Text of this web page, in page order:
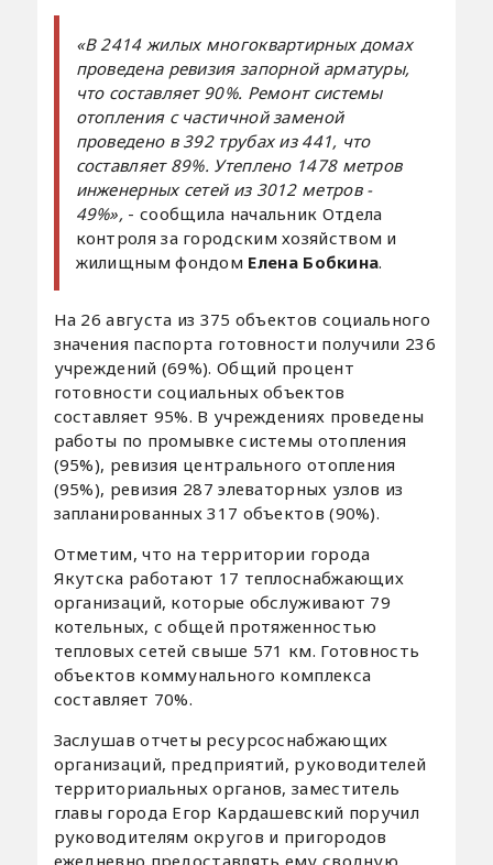
«В 2414 жилых многоквартирных домах
проведена ревизия запорной арматуры,
что составляет 90%. Ремонт системы
отопления с частичной заменой
проведено в 392 трубах из 441, что
составляет 89%. Утеплено 1478 метров
инженерных сетей из 3012 метров -
49%», - сообщила начальник Отдела
контроля за городским хозяйством и
жилищным фондом Елена Бобкина.
На 26 августа из 375 объектов социального
значения паспорта готовности получили 236
учреждений (69%). Общий процент
готовности социальных объектов
составляет 95%. В учреждениях проведены
работы по промывке системы отопления
(95%), ревизия центрального отопления
(95%), ревизия 287 элеваторных узлов из
запланированных 317 объектов (90%).
Отметим, что на территории города
Якутска работают 17 теплоснабжающих
организаций, которые обслуживают 79
котельных, с общей протяженностью
тепловых сетей свыше 571 км. Готовность
объектов коммунального комплекса
составляет 70%.
Заслушав отчеты ресурсоснабжающих
организаций, предприятий, руководителей
территориальных органов, заместитель
главы города Егор Кардашевский поручил
руководителям округов и пригородов